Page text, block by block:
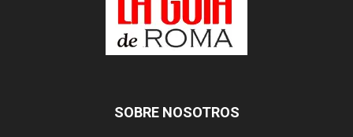
SOBRE NOSOTROS